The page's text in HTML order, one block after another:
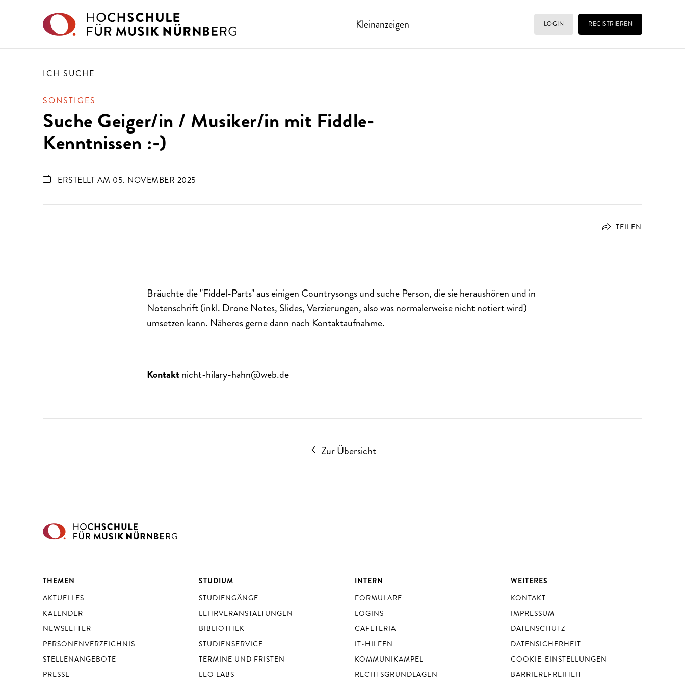
Kleinanzeigen
LOGIN REGISTRIEREN
ICH SUCHE
SONSTIGES
Suche Geiger/in / Musiker/in mit Fiddle-
Kenntnissen :-)
ERSTELLT AM 05. NOVEMBER 2025
TEILEN
Bräuchte die "Fiddel-Parts" aus einigen Countrysongs und suche Person, die sie heraushören und in
Notenschrift (inkl. Drone Notes, Slides, Verzierungen, also was normalerweise nicht notiert wird)
umsetzen kann. Näheres gerne dann nach Kontaktaufnahme.
Kontaktnicht-hilary-hahn@web.de
Zur Übersicht
THEMEN
AKTUELLES
KALENDER
NEWSLETTER
PERSONENVERZEICHNIS
STELLENANGEBOTE
PRESSE
STUDIUM
STUDIENGÄNGE
LEHRVERANSTALTUNGEN
BIBLIOTHEK
STUDIENSERVICE
TERMINE UND FRISTEN
LEO LABS
INTERN
FORMULARE
LOGINS
CAFETERIA
IT-HILFEN
KOMMUNIKAMPEL
RECHTSGRUNDLAGEN
WEITERES
KONTAKT
IMPRESSUM
DATENSCHUTZ
DATENSICHERHEIT
COOKIE-EINSTELLUNGEN
BARRIEREFREIHEIT